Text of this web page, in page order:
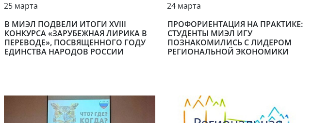
25 марта
В МИЭЛ ПОДВЕЛИ ИТОГИ XVIII
КОНКУРСА «ЗАРУБЕЖНАЯ ЛИРИКА В
ПЕРЕВОДЕ», ПОСВЯЩЕННОГО ГОДУ
ЕДИНСТВА НАРОДОВ РОССИИ
24 марта
ПРОФОРИЕНТАЦИЯ НА ПРАКТИКЕ:
СТУДЕНТЫ МИЭЛ ИГУ
ПОЗНАКОМИЛИСЬ С ЛИДЕРОМ
РЕГИОНАЛЬНОЙ ЭКОНОМИКИ